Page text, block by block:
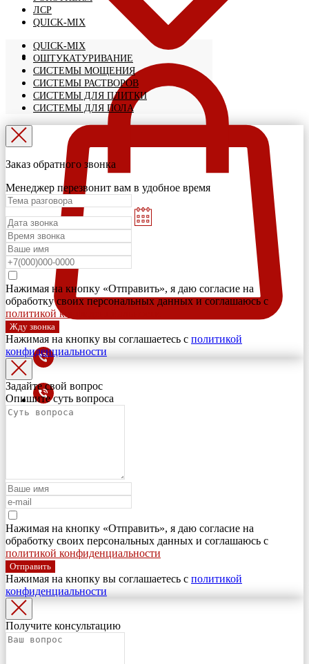
ЛСР
QUICK-MIX
QUICK-MIX
ОШТУКАТУРИВАНИЕ
СИСТЕМЫ МОЩЕНИЯ
СИСТЕМЫ РАСТВОРОВ
СИСТЕМЫ ДЛЯ ПЛИТКИ
СИСТЕМЫ ДЛЯ ПОЛА
Заказ обратного звонка
Менеджер перезвонит вам в удобное время
Нажимая на кнопку «Отправить», я даю согласие на
обработку своих персональных данных и соглашаюсь с
политикой конфиденциальности
Жду звонка
Нажимая на кнопку вы соглашаетесь с политикой
конфиденциальности
Задайте свой вопрос
Опишите суть вопроса
Нажимая на кнопку «Отправить», я даю согласие на
обработку своих персональных данных и соглашаюсь с
политикой конфиденциальности
Отправить
Нажимая на кнопку вы соглашаетесь с политикой
конфиденциальности
Получите консультацию